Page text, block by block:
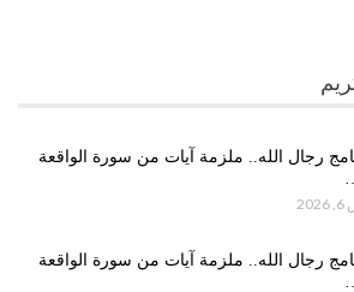
رجال الله.. ملزمة آيات من سورة الواقعة
رجال الله.. ملزمة آيات من سورة الواقعة